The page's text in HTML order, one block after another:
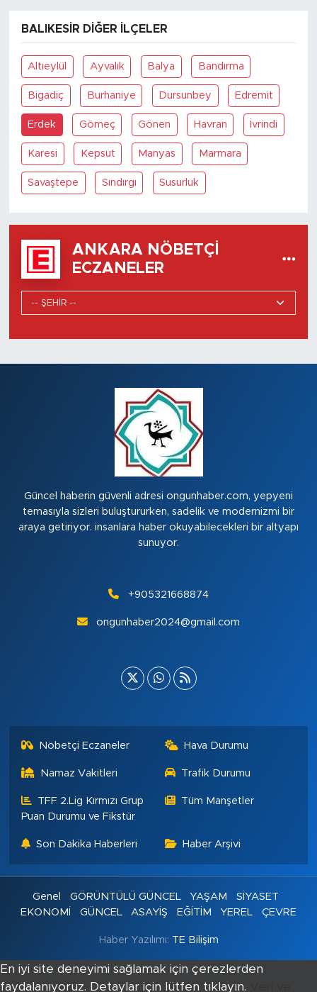
BALIKESIR DIĞER İLÇELER
Altıeylül Ayvalık Balya Bandırma
Bigadiç Burhaniye Dursunbey Edremit
Erdek Gömeç Gönen Havran İvrindi
Karesi Kepsut Manyas Marmara
Savaştepe Sındırgı Susurluk
ANKARA NÖBETÇI
ECZANELER
Güncel haberin güvenli adresi ongunhaber.com, yepyeni
temasıyla sizleri buluştururken, sadelik ve modernizmi bir
araya getiriyor. insanlara haber okuyabilecekleri bir altyapı
sunuyor.
+905321668874
ongunhaber2024@gmail.com
Nöbetçi Eczaneler Hava Durumu
Namaz Vakitleri Trafik Durumu
TFF 2.Lig Kırmızı Grup
Puan Durumu ve Fikstür
Tüm Manşetler
Son Dakika Haberleri Haber Arşivi
Genel GÖRÜNTÜLÜ GÜNCEL YAŞAM
SİYASET
EKONOMİ
GÜNCEL ASAYİŞ EĞİTİM YEREL ÇEVRE
Haber Yazılımı: TE Bilişim
En iyi site deneyimi sağlamak için çerezlerden
faydalanıyoruz. Detaylar için lütfen tıklayın.